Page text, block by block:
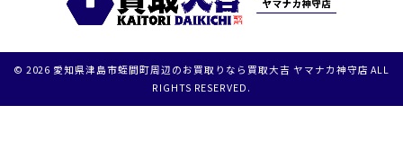
© 2026 愛知県津島市蛭間町周辺のお買取りなら買取大吉 ヤマナカ神守店 ALL
RIGHTS RESERVED.